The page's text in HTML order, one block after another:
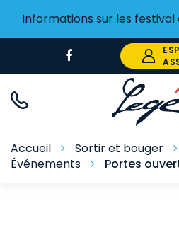
Informations sur les festival
vers
Facebook
Accueil Sortir et bouger
Événements
Portes